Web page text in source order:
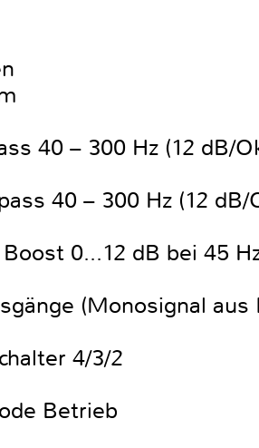
40 – 300 Hz (12 dB/
40 – 300 Hz (12 dB/
0...12 dB bei 45
(Monosignal aus
4/3/2
Betrieb